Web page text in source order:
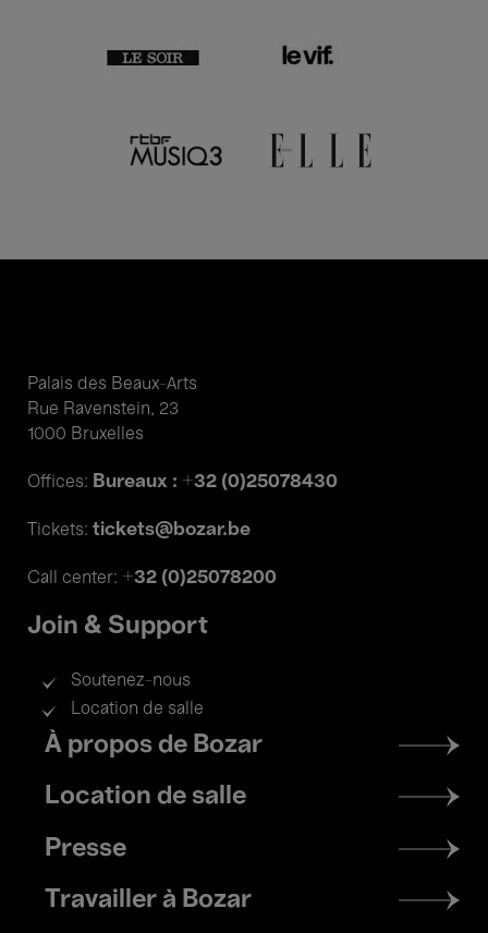
Palais des Beaux-Arts
Rue Ravenstein, 23
1000 Bruxelles
Offices: Bureaux : +32 (0)25078430
Tickets: tickets@bozar.be
Call center: +32 (0)25078200
Join & Support
Soutenez-nous
Location de salle
Footer
menu
À propos de Bozar
Location de salle
Presse
Travailler à Bozar